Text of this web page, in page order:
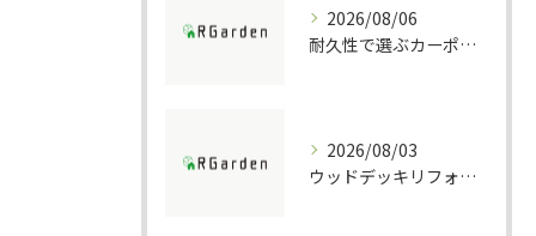
2026/08/06
耐久性で選ぶカーポート素材の特徴
2026/08/03
ウッドデッキリフォームの重要ポイント解説